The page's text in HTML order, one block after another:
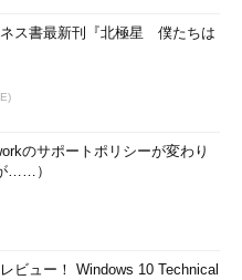
ネス書最新刊『北極星 僕たちは
のサポートポリシーが変わり
……）
ビュー！ Windows 10 Technical